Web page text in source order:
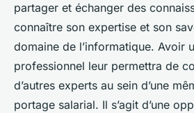
partager et échanger des
connaître son expertise et son
domaine de l’informatique. Avoir
professionnel leur permettra de
d’autres experts au sein d’une
portage salarial. Il s’agit d’une